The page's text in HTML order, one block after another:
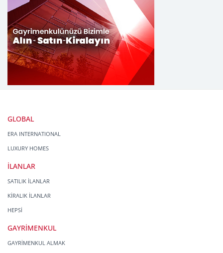
GLOBAL
ERA INTERNATIONAL
LUXURY HOMES
İLANLAR
SATILIK İLANLAR
KİRALIK İLANLAR
HEPSİ
GAYRİMENKUL
GAYRİMENKUL ALMAK